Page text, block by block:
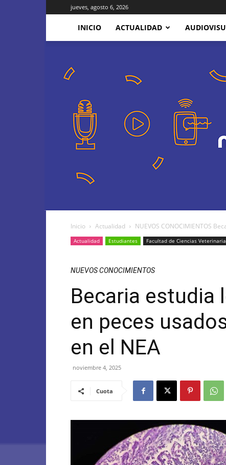
jueves, agosto 6, 2026
INICIO ACTUALIDAD
Inicio Actualidad NUEVOS CONOCIMIENTOS
Actualidad Estudiantes Facultad de Ciencias
NUEVOS CONOCIMIENTOS
Becaria estudia
en peces
en el NEA
noviembre 4, 2025
Cuota